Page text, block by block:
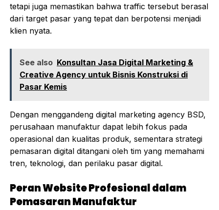
tetapi juga memastikan bahwa traffic tersebut berasal
dari target pasar yang tepat dan berpotensi menjadi
klien nyata.
See also Konsultan Jasa Digital Marketing &
Creative Agency untuk Bisnis Konstruksi di
Pasar Kemis
Dengan menggandeng digital marketing agency BSD,
perusahaan manufaktur dapat lebih fokus pada
operasional dan kualitas produk, sementara strategi
pemasaran digital ditangani oleh tim yang memahami
tren, teknologi, dan perilaku pasar digital.
Peran Website Profesional dalam
Pemasaran Manufaktur